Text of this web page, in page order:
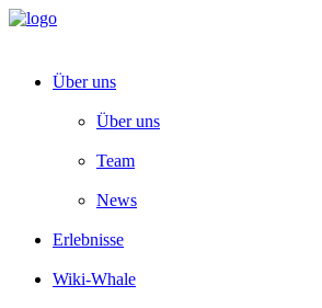
Über uns
Über uns
Team
News
Erlebnisse
Wiki-Whale